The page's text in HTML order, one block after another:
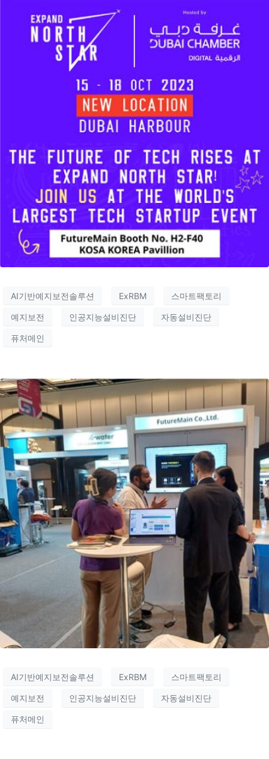
AI기반예지보전솔루션 ExRBM 스마트팩토리
예지보전 인공지능설비진단 자동설비진단
퓨처메인
AI기반예지보전솔루션 ExRBM 스마트팩토리
예지보전 인공지능설비진단 자동설비진단
퓨처메인